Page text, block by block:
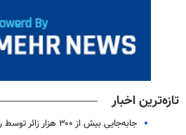
تازه‌ترین اخبار
جابه‌جایی بیش از ۳۰۰ هزار زائر توسط راه‌آهن جنوب